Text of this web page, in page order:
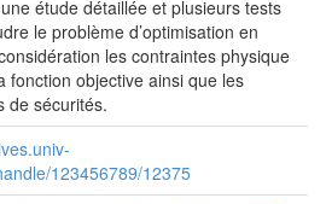
étude détaillée et plusieurs tests
le problème d’optimisation en
les contraintes physique
fonction objective ainsi que les
de sécurités.
123456789/12375